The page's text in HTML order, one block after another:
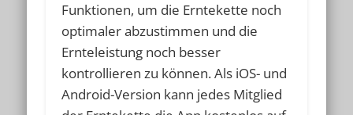
Funktionen, um die Erntekette noch
optimaler abzustimmen und die
Ernteleistung noch besser
kontrollieren zu können. Als iOS- und
Android-Version kann jedes Mitglied